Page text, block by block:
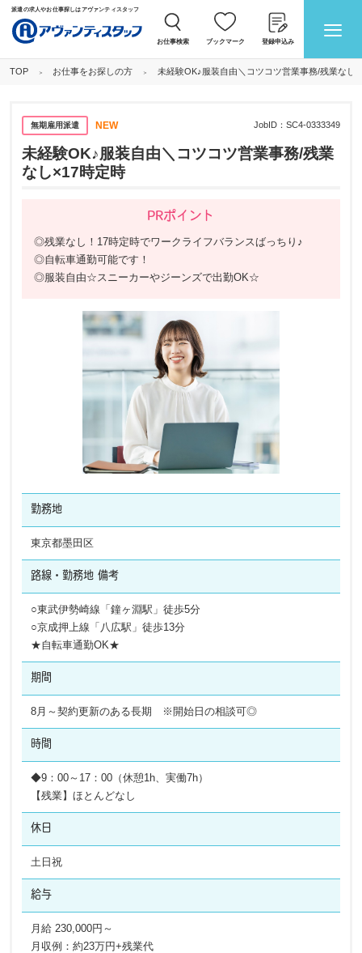
派遣の求人やお仕事探しはアヴァンティスタッフ
お仕事検索 ブックマーク 登録申込み
TOP お仕事をお探しの方 未経験OK♪服装自由＼コツコツ営業事務/残業なし
無期雇用派遣 NEW JobID：SC4-0333349
未経験OK♪服装自由＼コツコツ営業事務/残業
なし×17時定時
PRポイント
◎残業なし！17時定時でワークライフバランスばっちり♪
◎自転車通勤可能です！
◎服装自由☆スニーカーやジーンズで出勤OK☆
勤務地
東京都墨田区
路線・勤務地 備考
○東武伊勢崎線「鐘ヶ淵駅」徒歩5分
○京成押上線「八広駅」徒歩13分
★自転車通勤OK★
期間
8月～契約更新のある長期 ※開始日の相談可◎
時間
◆9：00～17：00（休憩1h、実働7h）
【残業】ほとんどなし
休日
土日祝
給与
月給 230,000円～
月収例：約23万円+残業代